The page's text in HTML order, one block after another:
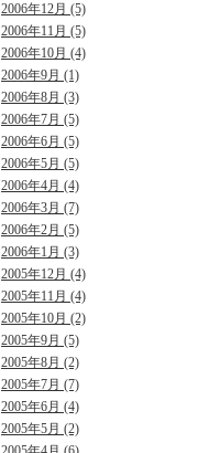
2006年12月 (5)
2006年11月 (5)
2006年10月 (4)
2006年9月 (1)
2006年8月 (3)
2006年7月 (5)
2006年6月 (5)
2006年5月 (5)
2006年4月 (4)
2006年3月 (7)
2006年2月 (5)
2006年1月 (3)
2005年12月 (4)
2005年11月 (4)
2005年10月 (2)
2005年9月 (5)
2005年8月 (2)
2005年7月 (7)
2005年6月 (4)
2005年5月 (2)